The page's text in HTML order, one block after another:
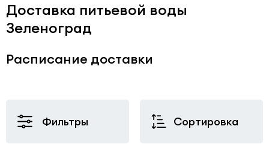
141033Московская
Мытищинский
н,
Поселок
Доставка питьевой воды
Зеленоград
Расписание доставки
Фильтры Сортировка